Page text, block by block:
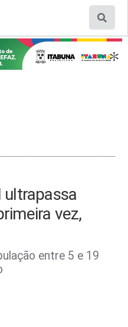
ultrapassa
vez,
entre 5 e 19